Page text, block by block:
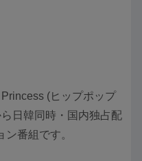
Princess (ヒップポップ
日韓同時・国内独占配
番組です。